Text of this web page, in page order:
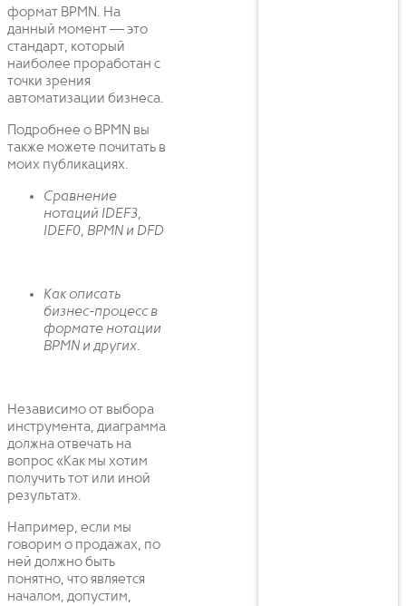
формат BPMN. На
данный момент — это
стандарт, который
наиболее проработан с
точки зрения
автоматизации бизнеса.
Подробнее о BPMN вы
также можете почитать в
моих публикациях.
Сравнение
нотаций IDEF3,
IDEF0, BPMN и DFD
Как описать
бизнес-процесс в
формате нотации
BPMN и других.
Независимо от выбора
инструмента, диаграмма
должна отвечать на
вопрос «Как мы хотим
получить тот или иной
результат».
Например, если мы
говорим о продажах, по
ней должно быть
понятно, что является
началом, допустим,